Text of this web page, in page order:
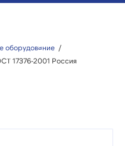
оборудование /
17376-2001 Россия